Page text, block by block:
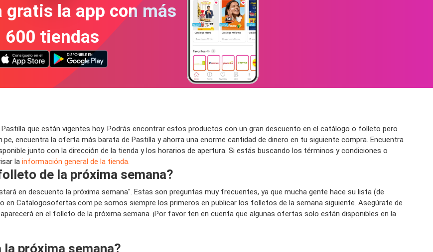
gratis la app con más
600 tiendas
que están vigentes hoy. Podrás encontrar estos productos con un gran descuento en el catálogo o folleto pero
encuentra la oferta más barata de Pastilla y ahorra una enorme cantidad de dinero en tu siguiente compra. Encuentra
junto con la dirección de la tienda y los horarios de apertura. Si estás buscando los términos y condiciones o
la información general de la tienda.
de la próxima semana?
en descuento la próxima semana". Estas son preguntas muy frecuentes, ya que mucha gente hace su lista (de
en Catalogosofertas.com.pe somos siempre los primeros en publicar los folletos de la semana siguiente. Asegúrate de
en el folleto de la próxima semana. ¡Por favor ten en cuenta que algunas ofertas solo están disponibles en la
próxima semana?